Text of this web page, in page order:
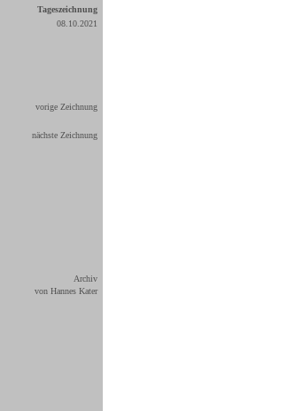
Tageszeichnung
08.10.2021
vorige Zeichnung
nächste Zeichnung
Archiv
von Hannes Kater